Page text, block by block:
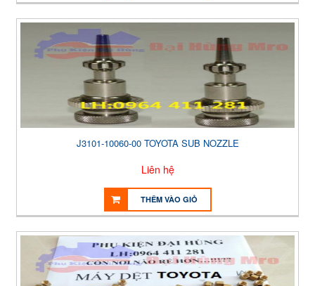
J3101-10060-00 TOYOTA SUB NOZZLE
Liên hệ
THÊM VÀO GIỎ